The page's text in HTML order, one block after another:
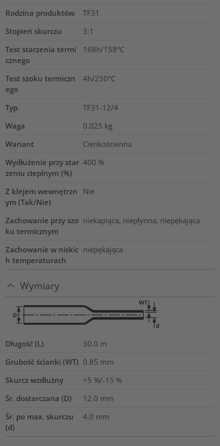
Rodzina produktów
TF31
Stopień skurczu
3:1
Test starzenia termi
cznego
168h/158°C
Test szoku termiczn
ego
4h/250°C
Typ
TF31-12/4
Waga
0.025 kg
Wariant
Cienkościenna
Wydłużenie przy star
zeniu cieplnym (%)
400 %
Z klejem wewnętrzn
ym (Tak/Nie)
Nie
Zachowanie przy szo
ku termicznym
niekapiąca, niepłynna, niepękająca
Zachowanie w niskic
h temperaturach
niepękająca
Wymiary
Długość (L) 30.0 m
Grubość ścianki (WT) 0.85 mm
Skurcz wzdłużny
+5 %/-15 %
Śr. dostarczana (D)
12.0 mm
Śr. po max. skurczu
(d)
4.0 mm